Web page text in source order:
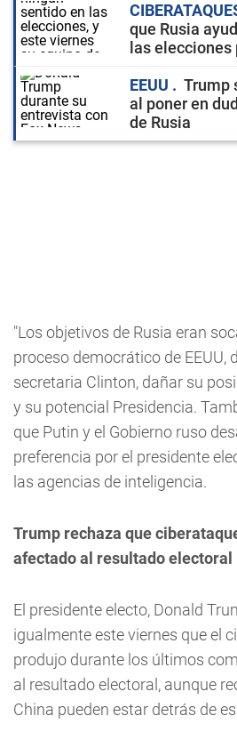
que Rusia
las
EEUU
Trump
al poner en
de Rusia
"Los objetivos de Rusia eran
proceso democrático de EEUU,
secretaria Clinton, dañar su
y su potencial Presidencia.
que Putin y el Gobierno ruso
preferencia por el presidente
las agencias de inteligencia.
Trump rechaza que
afectado al resultado electoral
El presidente electo, Donald
igualmente este viernes que el
produjo durante los últimos
al resultado electoral, aunque
China pueden estar detrás de